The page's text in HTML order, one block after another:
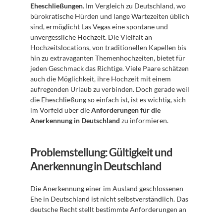
Eheschließungen. Im Vergleich zu Deutschland, wo
bürokratische Hürden und lange Wartezeiten üblich
sind, ermöglicht Las Vegas eine spontane und
unvergessliche Hochzeit. Die Vielfalt an
Hochzeitslocations, von traditionellen Kapellen bis
hin zu extravaganten Themenhochzeiten, bietet für
jeden Geschmack das Richtige. Viele Paare schätzen
auch die Möglichkeit, ihre Hochzeit mit einem
aufregenden Urlaub zu verbinden. Doch gerade weil
die Eheschließung so einfach ist, ist es wichtig, sich
im Vorfeld über die Anforderungen für die
Anerkennung in Deutschland zu informieren.
Problemstellung: Gültigkeit und
Anerkennung in Deutschland
Die Anerkennung einer im Ausland geschlossenen
Ehe in Deutschland ist nicht selbstverständlich. Das
deutsche Recht stellt bestimmte Anforderungen an